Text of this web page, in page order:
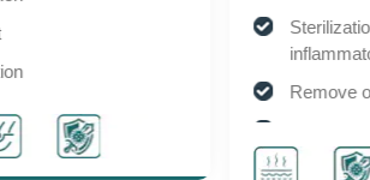
Sterilization and anti-
inflammatory
Remove odors
Solve itching